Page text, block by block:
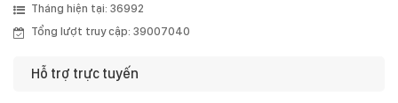
Tháng hiện tại: 36992
Tổng lượt truy cập: 39007040
Hỗ trợ trực tuyến